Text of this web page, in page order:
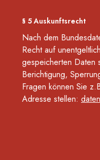
§ 5 Auskunftsrecht
Nach dem
Recht auf
gespeicherten Daten
Berichtigung,
Fragen können Sie
Adresse stellen: